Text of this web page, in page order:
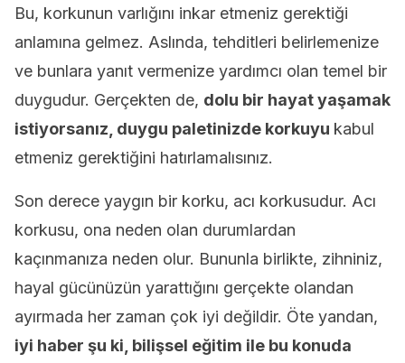
Bu, korkunun varlığını inkar etmeniz gerektiği
anlamına gelmez. Aslında, tehditleri belirlemenize
ve bunlara yanıt vermenize yardımcı olan temel bir
duygudur. Gerçekten de, dolu bir hayat yaşamak
istiyorsanız, duygu paletinizde korkuyu kabul
etmeniz gerektiğini hatırlamalısınız.
Son derece yaygın bir korku, acı korkusudur. Acı
korkusu, ona neden olan durumlardan
kaçınmanıza neden olur. Bununla birlikte, zihniniz,
hayal gücünüzün yarattığını gerçekte olandan
ayırmada her zaman çok iyi değildir. Öte yandan,
iyi haber şu ki, bilişsel eğitim ile bu konuda